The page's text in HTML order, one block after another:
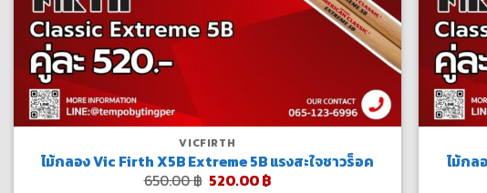
VICFIRTH
ไม้กลอง Vic Firth X5B Extreme 5B แรงสะใจชาวร็อค
650.00฿ Original
520.00฿Current
ไม้กล